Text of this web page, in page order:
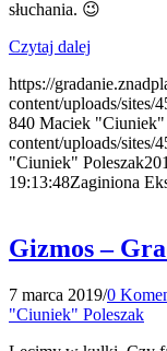
słuchania. 😉
Czytaj dalej
https://
content/uploads/sites/
840 Maciek "Ciuniek"
content/uploads/sites/
"Ciuniek" Poleszak
19:13:48Zaginiona
Gizmos –
7 marca 2019/0
"Ciuniek" Poleszak